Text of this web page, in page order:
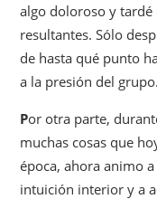
algo doloroso y
resultantes. Sólo
de hasta qué punto
a la presión del grupo.
Por otra parte,
muchas cosas que
época, ahora animo
intuición interior y a